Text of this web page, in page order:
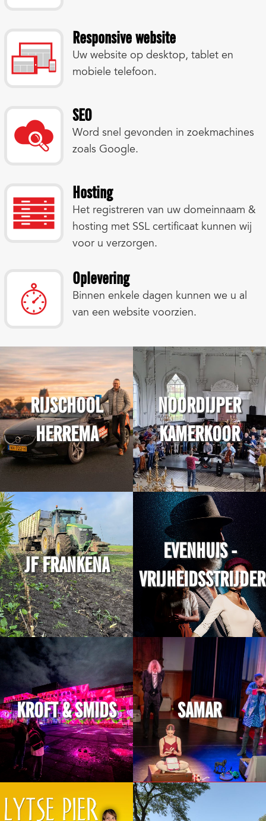
Responsive website
Uw website op desktop, tablet en
mobiele telefoon.
SEO
Word snel gevonden in zoekmachines
zoals Google.
Hosting
Het registreren van uw domeinnaam &
hosting met SSL certificaat kunnen wij
voor u verzorgen.
Oplevering
Binnen enkele dagen kunnen we u al
van een website voorzien.
RIJSCHOOL
HERREMA
NOORDIJPER
KAMERKOOR
JF FRANKENA
EVENHUIS -
KROFT & SMIDS SAMAR